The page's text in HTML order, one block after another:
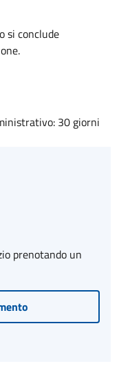
si conclude
30 giorni
prenotando un